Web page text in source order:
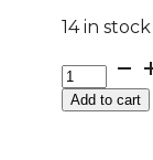
14 in stock
235/55R17
PRIMACY-
4-Add to cart